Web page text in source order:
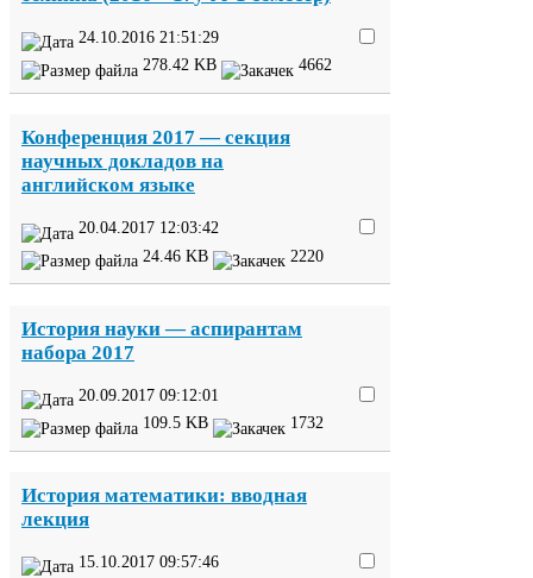
24 10 2016 21:51:29
278.42 KB 4662
Конференция 2017 — секция
научных докладов на
английском языке
20.04.2017 12:03:42
24 46 KB 2220
История науки — аспирантам
набора 2017
20 09 2017 09:12:01
109 5 KB 1732
История математики: вводная
лекция
15 10 2017 09:57:46